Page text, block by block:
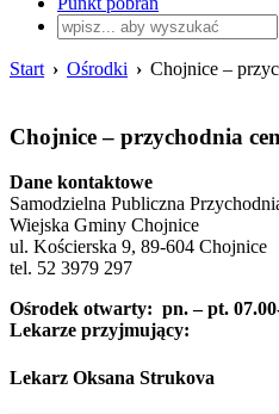
Start › Ośrodki › Chojnice –
Chojnice – przychodnia
Dane kontaktowe
Samodzielna Publiczna
Wiejska Gminy Chojnice
ul. Kościerska 9, 89-604 Chojnice
tel. 52 3979 297
Ośrodek otwarty: pn. – pt.
Lekarze przyjmujący:
Lekarz Oksana Strukova